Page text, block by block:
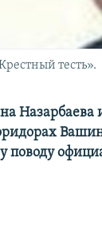
тесть».
Назарбаева
поводу